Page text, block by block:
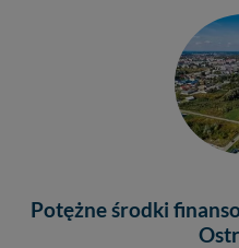
Potężne środki